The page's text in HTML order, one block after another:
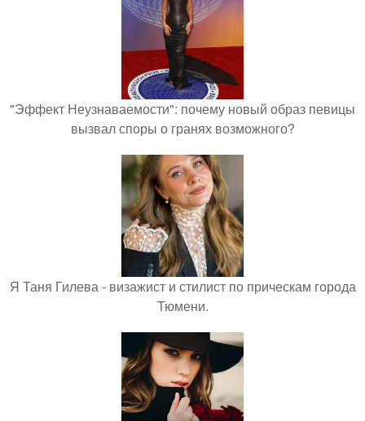
"Эффект Неузнаваемости": почему новый образ певицы
вызвал споры о гранях возможного?
Я Таня Гилева - визажист и стилист по прическам города
Тюмени.